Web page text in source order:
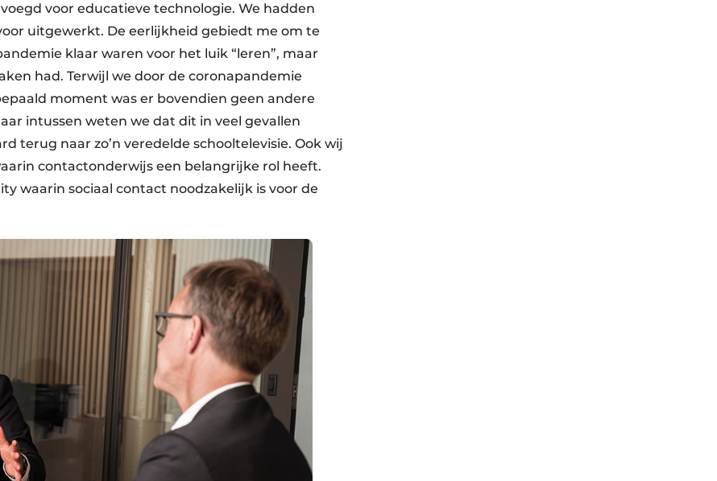
voor educatieve technologie. We hadden
uitgewerkt. De eerlijkheid gebiedt me om te
klaar waren voor het luik “leren”, maar
had. Terwijl we door de coronapandemie
moment was er bovendien geen andere
intussen weten we dat dit in veel gevallen
terug naar zo’n veredelde schooltelevisie. Ook wij
contactonderwijs een belangrijke rol heeft.
waarin sociaal contact noodzakelijk is voor de